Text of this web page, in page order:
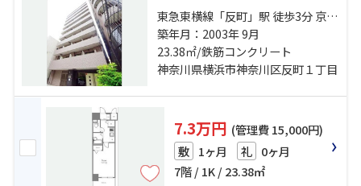
東急東横線「反町」駅 徒歩3分 京急
本線「神奈川」駅 徒歩10分 京浜東
北線「東神奈川」駅 徒歩10分
築年月：2003年 9月
23.38㎡/鉄筋コンクリート
神奈川県横浜市神奈川区反町１丁目
7.3万円 (管理費 15,000円)
敷 1ヶ月 礼 0ヶ月
7階 / 1K / 23.38㎡